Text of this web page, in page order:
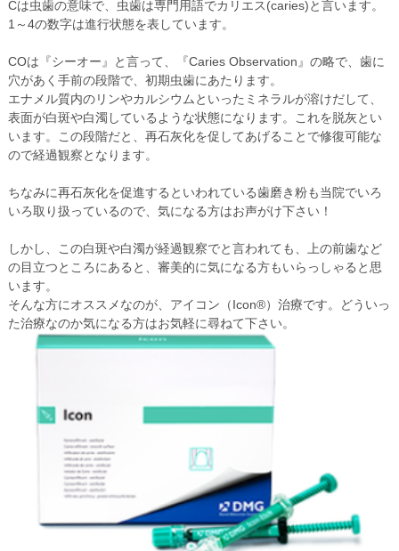
Cは虫歯の意味で、虫歯は専門用語でカリエス(caries)と言います。
1～4の数字は進行状態を表しています。
COは『シーオー』と言って、『Caries Observation』の略で、歯に
穴があく手前の段階で、初期虫歯にあたります。
エナメル質内のリンやカルシウムといったミネラルが溶けだして、
表面が白斑や白濁しているような状態になります。これを脱灰とい
います。この段階だと、再石灰化を促してあげることで修復可能な
ので経過観察となります。
ちなみに再石灰化を促進するといわれている歯磨き粉も当院でいろ
いろ取り扱っているので、気になる方はお声がけ下さい！
しかし、この白斑や白濁が経過観察でと言われても、上の前歯など
の目立つところにあると、審美的に気になる方もいらっしゃると思
います。
そんな方にオススメなのが、アイコン（Icon®）治療です。どういっ
た治療なのか気になる方はお気軽に尋ねて下さい。